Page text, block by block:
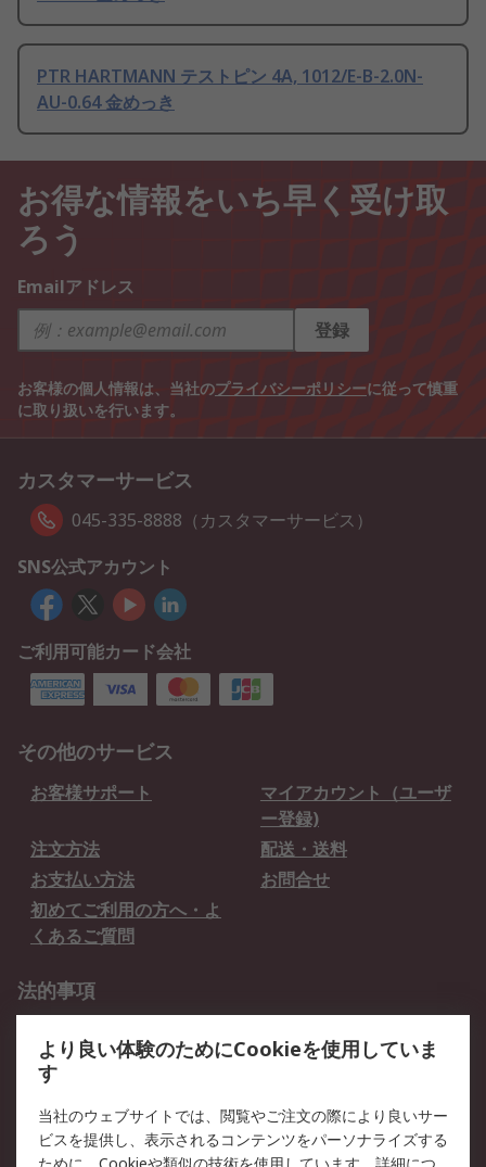
PTR HARTMANN テストピン 4A, 1012/E-B-2.0N-
AU-0.64 金めっき
お得な情報をいち早く受け取
ろう
Emailアドレス
登録
お客様の個人情報は、当社のプライバシーポリシーに従って慎重
に取り扱いを行います。
カスタマーサービス
045-335-8888（カスタマーサービス）
SNS公式アカウント
ご利用可能カード会社
その他のサービス
お客様サポート
マイアカウント（ユーザ
ー登録)
注文方法
配送・送料
お支払い方法
お問合せ
初めてご利用の方へ・よ
くあるご質問
法的事項
クッキーポリシー
RSについて
会社概要 採用情報
より良い体験のためにCookieを使用していま
す
当社のウェブサイトでは、閲覧やご注文の際により良いサー
ビスを提供し、表示されるコンテンツをパーソナライズする